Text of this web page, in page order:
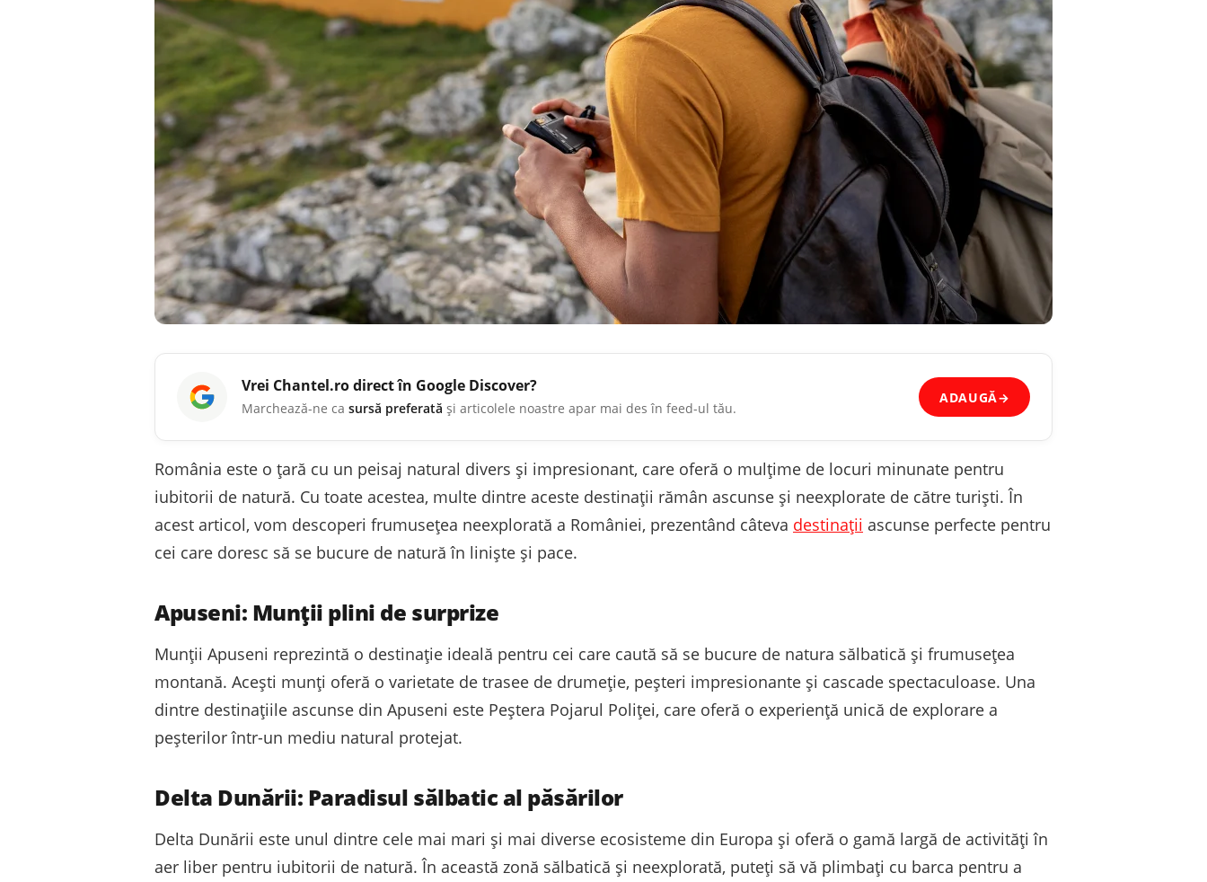
Vrei Chantel.rodirect în Google Discover?
Marchează-ne ca sursă preferată și articolele noastre apar mai des în feed-ul tău.
ADAUGĂ→
România este o țară cu un peisaj natural divers și impresionant, care oferă o mulțime de locuri minunate pentru
iubitorii de natură. Cu toate acestea, multe dintre aceste destinații rămân ascunse și neexplorate de către turiști. În
acest articol, vom descoperi frumusețea neexplorată a României, prezentând câteva destinații ascunse perfecte pentru
cei care doresc să se bucure de natură în liniște și pace.
Apuseni: Munții plini de surprize
Munții Apuseni reprezintă o destinație ideală pentru cei care caută să se bucure de natura sălbatică și frumusețea
montană. Acești munți oferă o varietate de trasee de drumeție, peșteri impresionante și cascade spectaculoase. Una
dintre destinațiile ascunse din Apuseni este Peștera Pojarul Poliței, care oferă o experiență unică de explorare a
peșterilor într-un mediu natural protejat.
Delta Dunării: Paradisul sălbatic al păsărilor
Delta Dunării este unul dintre cele mai mari și mai diverse ecosisteme din Europa și oferă o gamă largă de activități în
aer liber pentru iubitorii de natură. În această zonă sălbatică și neexplorată, puteți să vă plimbați cu barca pentru a